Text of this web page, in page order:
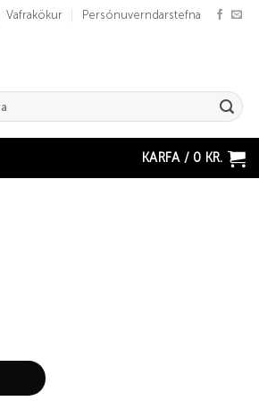
Vafrakökur Persónuverndarstefna
KARFA / 0 KR.